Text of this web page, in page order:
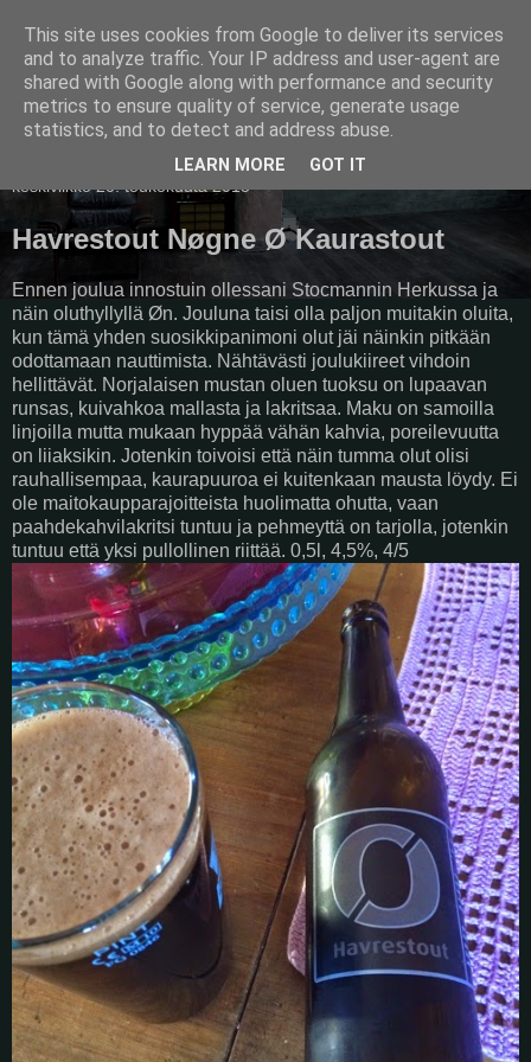
Pullollinen
keskiviikko 20. toukokuuta 2015
Havrestout Nøgne Ø Kaurastout
Ennen joulua innostuin ollessani Stocmannin Herkussa ja
näin oluthyllyllä Øn. Jouluna taisi olla paljon muitakin oluita,
kun tämä yhden suosikkipanimoni olut jäi näinkin pitkään
odottamaan nauttimista. Nähtävästi joulukiireet vihdoin
hellittävät. Norjalaisen mustan oluen tuoksu on lupaavan
runsas, kuivahkoa mallasta ja lakritsaa. Maku on samoilla
linjoilla mutta mukaan hyppää vähän kahvia, poreilevuutta
on liiaksikin. Jotenkin toivoisi että näin tumma olut olisi
rauhallisempaa, kaurapuuroa ei kuitenkaan mausta löydy. Ei
ole maitokaupparajoitteista huolimatta ohutta, vaan
paahdekahvilakritsi tuntuu ja pehmeyttä on tarjolla, jotenkin
tuntuu että yksi pullollinen riittää. 0,5l, 4,5%, 4/5
This site uses cookies from Google to deliver its services
and to analyze traffic. Your IP address and user-agent are
shared with Google along with performance and security
metrics to ensure quality of service, generate usage
statistics, and to detect and address abuse.
LEARN MORE GOT IT